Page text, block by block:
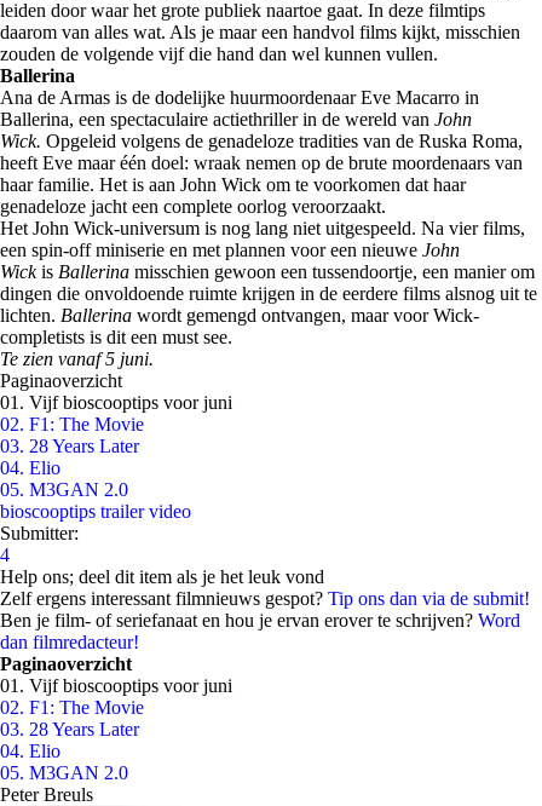
leiden door waar het grote publiek naartoe gaat. In deze filmtips
daarom van alles wat. Als je maar een handvol films kijkt, misschien
zouden de volgende vijf die hand dan wel kunnen vullen.
Ballerina
Ana de Armas is de dodelijke huurmoordenaar Eve Macarro in
Ballerina, een spectaculaire actiethriller in de wereld van John
Wick. Opgeleid volgens de genadeloze tradities van de Ruska Roma,
heeft Eve maar één doel: wraak nemen op de brute moordenaars van
haar familie. Het is aan John Wick om te voorkomen dat haar
genadeloze jacht een complete oorlog veroorzaakt.
Het John Wick-universum is nog lang niet uitgespeeld. Na vier films,
een spin-off miniserie en met plannen voor een nieuwe John
Wickis Ballerina misschien gewoon een tussendoortje, een manier om
dingen die onvoldoende ruimte krijgen in de eerdere films alsnog uit te
lichten. Ballerina wordt gemengd ontvangen, maar voor Wick-
completists is dit een must see.
Te zien vanaf 5 juni.
Paginaoverzicht
01. Vijf bioscooptips voor juni
02. F1: The Movie
03. 28 Years Later
04. Elio
05. M3GAN 2.0
bioscooptips trailer video
Submitter:
4
Help ons; deel dit item als je het leuk vond
Zelf ergens interessant filmnieuws gespot? Tip ons dan via de submit!
Ben je film- of seriefanaat en hou je ervan erover te schrijven? Word
dan filmredacteur!
Paginaoverzicht
01. Vijf bioscooptips voor juni
02. F1: The Movie
03. 28 Years Later
04. Elio
05. M3GAN 2.0
Peter Breuls